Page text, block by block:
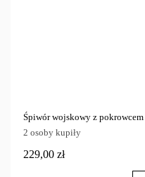
Śpiwór wojskowy z
2 osoby kupiły
229,00 zł